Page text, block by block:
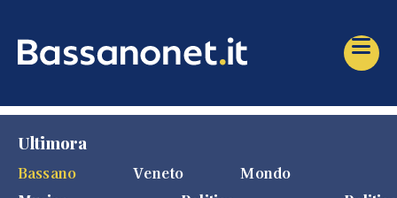
Ultimora
Bassano
Veneto Mondo